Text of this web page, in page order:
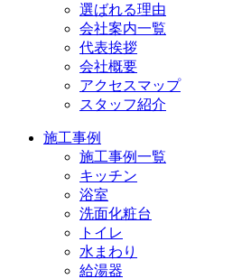
選ばれる理由
会社案内一覧
代表挨拶
会社概要
アクセスマップ
スタッフ紹介
施工事例
施工事例一覧
キッチン
浴室
洗面化粧台
トイレ
水まわり
給湯器